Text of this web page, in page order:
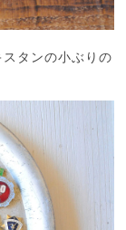
タンの小ぶりの